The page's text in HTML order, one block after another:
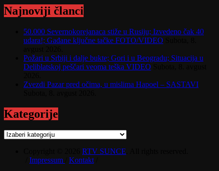
Najnoviji članci
50.000 Severnokorejanaca stiže u Rusiju; Izvedeno čak 40
udara!; Gađane ključne tačke FOTO/VIDEO
Požari u Srbiji i dalje bukte; Gori i u Beogradu; Situacija u
Deliblatskoj peščari veoma teška VIDEO
Zvezdi Pazar pred očima, u mislima Hapoel – SASTAVI
Kategorije
Kategorije
RTV SUNCE
Impressum Kontakt/